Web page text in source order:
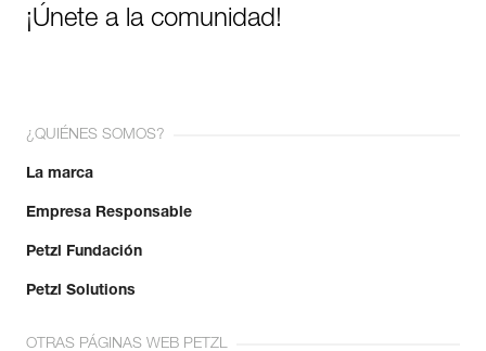
¡Únete a la comunidad!
¿QUIÉNES SOMOS?
La marca
Empresa Responsable
Petzl Fundación
Petzl Solutions
OTRAS PÁGINAS WEB PETZL